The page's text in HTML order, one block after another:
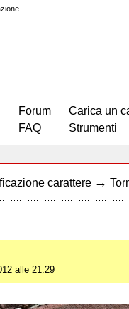
Forum
FAQ
Carica un
Strumenti
carattere →
alle 21:29